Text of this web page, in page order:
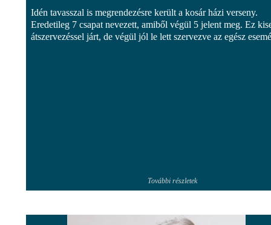
Idén tavasszal is megrendezésre került a kosár házi verseny.
Eredetileg 7 csapat nevezett, amiből végül 5 jelent meg. Ez
átszervezéssel járt, de végül jól le lett szervezve az egész
További részletek